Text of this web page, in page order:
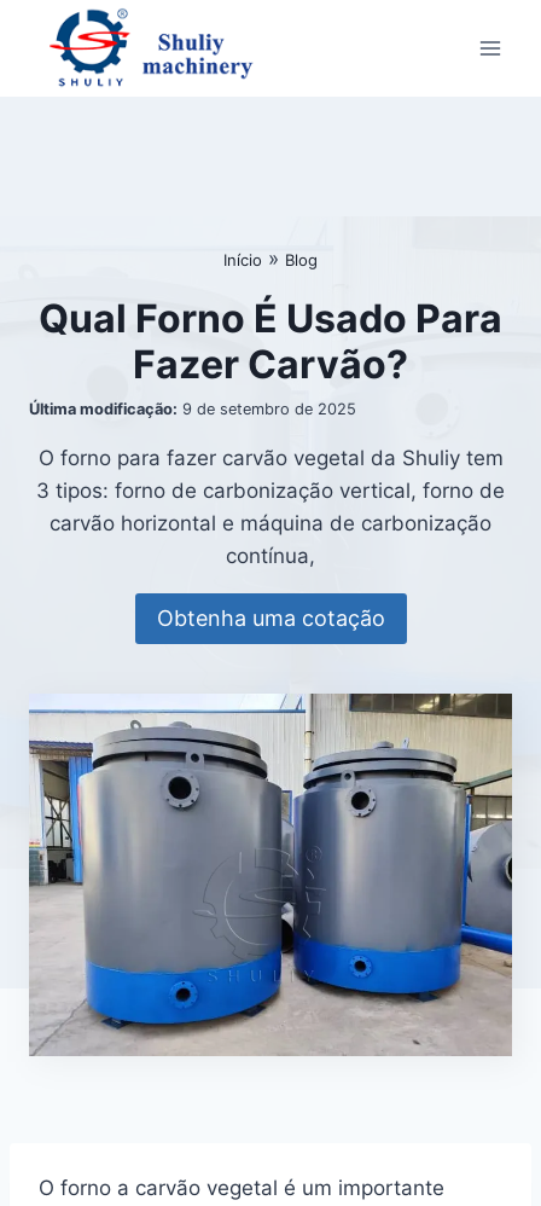
content
Início » Blog
Qual Forno É Usado Para
Fazer Carvão?
Última modificação: 9 de setembro de 2025
O forno para fazer carvão vegetal da Shuliy tem
3 tipos: forno de carbonização vertical, forno de
carvão horizontal e máquina de carbonização
contínua,
Obtenha uma cotação
O forno a carvão vegetal é um importante